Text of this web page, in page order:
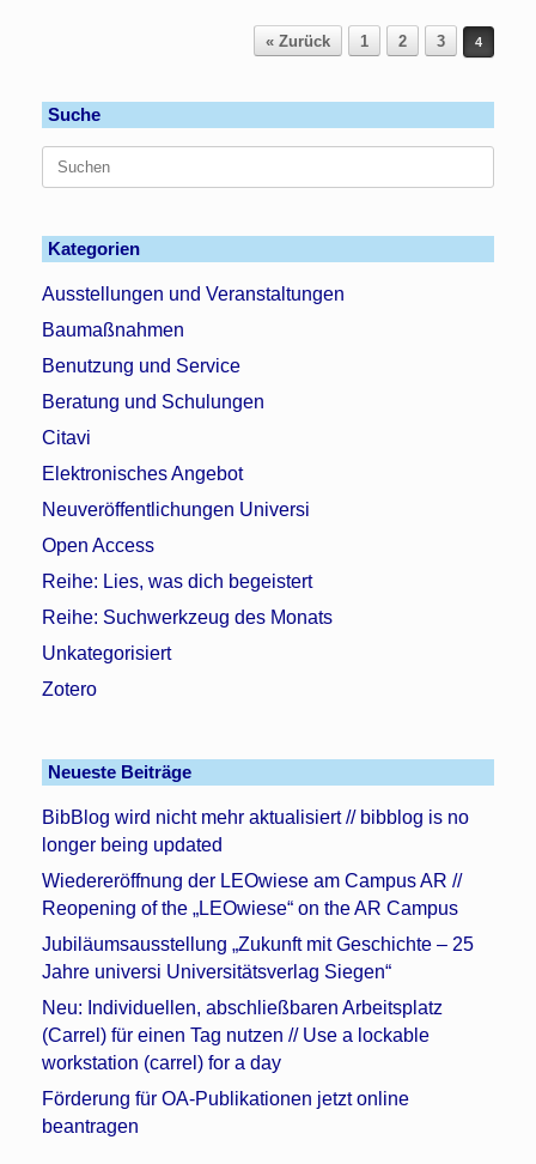
« Zurück 1 2 3 4
Suche
Suchen
Kategorien
Ausstellungen und Veranstaltungen
Baumaßnahmen
Benutzung und Service
Beratung und Schulungen
Citavi
Elektronisches Angebot
Neuveröffentlichungen Universi
Open Access
Reihe: Lies, was dich begeistert
Reihe: Suchwerkzeug des Monats
Unkategorisiert
Zotero
Neueste Beiträge
BibBlog wird nicht mehr aktualisiert // bibblog is no
longer being updated
Wiedereröffnung der LEOwiese am Campus AR //
Reopening of the „LEOwiese“ on the AR Campus
Jubiläumsausstellung „Zukunft mit Geschichte – 25
Jahre universi Universitätsverlag Siegen“
Neu: Individuellen, abschließbaren Arbeitsplatz
(Carrel) für einen Tag nutzen // Use a lockable
workstation (carrel) for a day
Förderung für OA-Publikationen jetzt online
beantragen